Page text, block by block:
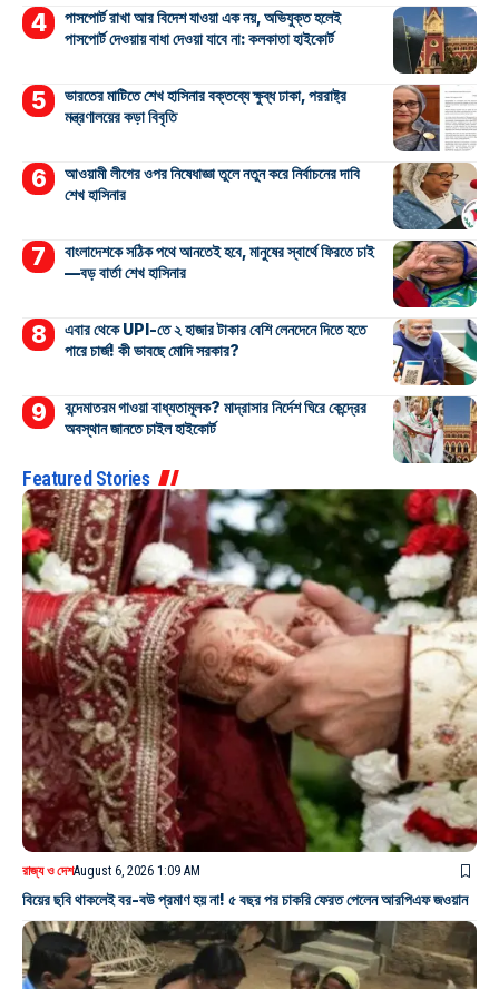
পাসপোর্ট রাখা আর বিদেশ যাওয়া এক নয়, অভিযুক্ত হলেই
পাসপোর্ট দেওয়ায় বাধা দেওয়া যাবে না: কলকাতা হাইকোর্ট
ভারতের মাটিতে শেখ হাসিনার বক্তব্যে ক্ষুব্ধ ঢাকা, পররাষ্ট্র
মন্ত্রণালয়ের কড়া বিবৃতি
আওয়ামী লীগের ওপর নিষেধাজ্ঞা তুলে নতুন করে নির্বাচনের দাবি
শেখ হাসিনার
বাংলাদেশকে সঠিক পথে আনতেই হবে, মানুষের স্বার্থে ফিরতে চাই
—বড় বার্তা শেখ হাসিনার
এবার থেকে UPI-তে ২ হাজার টাকার বেশি লেনদেনে দিতে হতে
পারে চার্জ! কী ভাবছে মোদি সরকার?
বন্দেমাতরম গাওয়া বাধ্যতামূলক? মাদ্রাসার নির্দেশ ঘিরে কেন্দ্রের
অবস্থান জানতে চাইল হাইকোর্ট
Featured Stories
রাজ্য ও দেশAugust 6, 2026 1:09 AM
বিয়ের ছবি থাকলেই বর-বউ প্রমাণ হয় না! ৫ বছর পর চাকরি ফেরত পেলেন আরপিএফ জওয়ান